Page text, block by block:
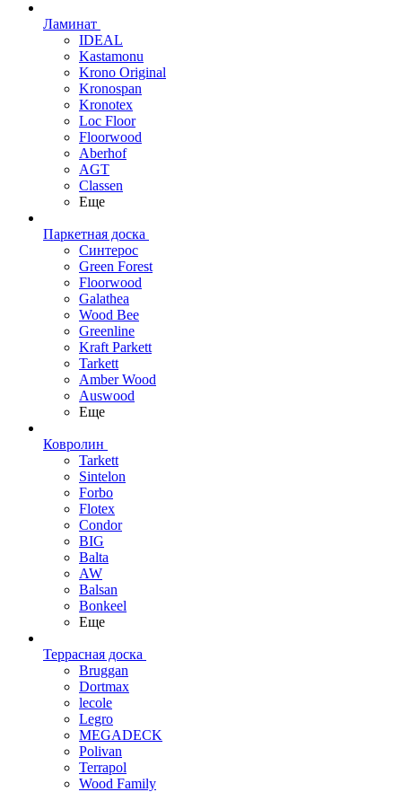
Ламинат
IDEAL
Kastamonu
Krono Original
Kronospan
Kronotex
Loc Floor
Floorwood
Aberhof
AGT
Classen
Еще
Паркетная доска
Синтерос
Green Forest
Floorwood
Galathea
Wood Bee
Greenline
Kraft Parkett
Tarkett
Amber Wood
Auswood
Еще
Ковролин
Tarkett
Sintelon
Forbo
Flotex
Condor
BIG
Balta
AW
Balsan
Bonkeel
Еще
Террасная доска
Bruggan
Dortmax
lecole
Legro
MEGADECK
Polivan
Terrapol
Wood Family